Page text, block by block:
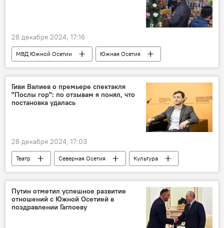
28 декабря 2024, 17:16
МВД Южной Осетии
Южная Осетия
Новости
Цхинвал
Гиви Валиев о премьере спектакля
"Послы гор": по отзывам я понял, что
постановка удалась
28 декабря 2024, 17:03
Театр Северная Осетия Культура
Путин отметил успешное развитие
отношений с Южной Осетией в
поздравлении Гаглоеву